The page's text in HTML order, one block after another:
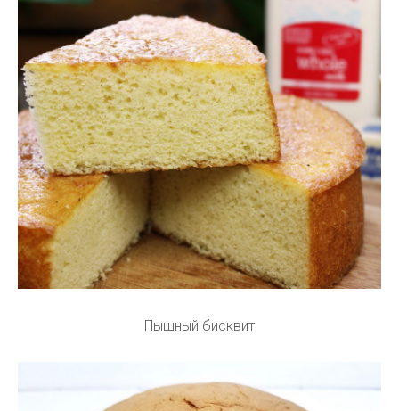
Пышный бисквит